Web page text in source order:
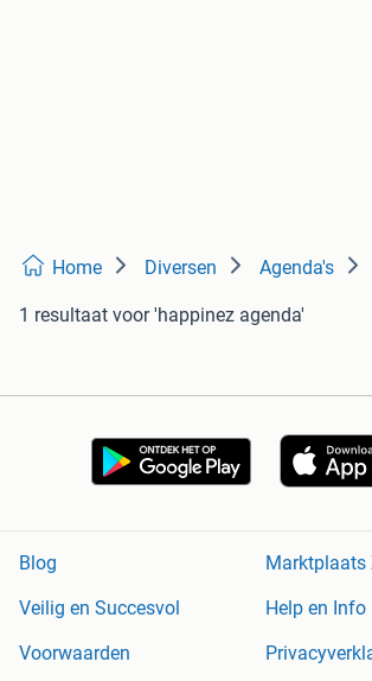
Home Diversen Agenda's
1 resultaat voor 'happinez agenda'
Blog
Marktplaats
Veilig en Succesvol
Help en Info
Voorwaarden